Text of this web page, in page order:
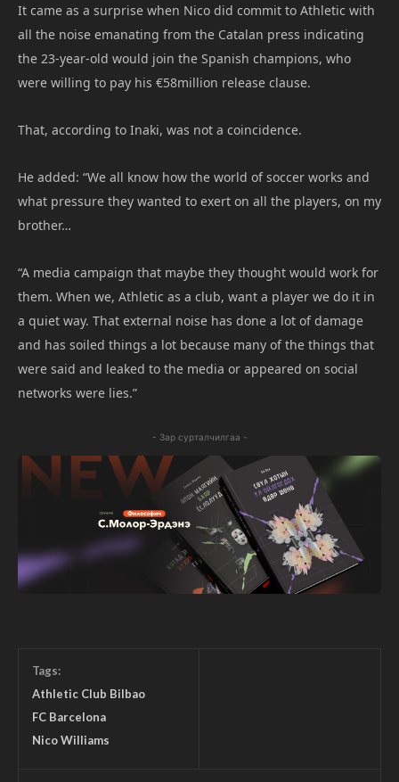
It came as a surprise when Nico did commit to Athletic with
all the noise emanating from the Catalan press indicating
the 23-year-old would join the Spanish champions, who
were willing to pay his €58million release clause.
That, according to Inaki, was not a coincidence.
He added: “We all know how the world of soccer works and
what pressure they wanted to exert on all the players, on my
brother…
“A media campaign that maybe they thought would work for
them. When we, Athletic as a club, want a player we do it in
a quiet way. That external noise has done a lot of damage
and has soiled things a lot because many of the things that
were said and leaked to the media or appeared on social
networks were lies.”
- Зар сурталчилгаа -
Tags:
Athletic Club Bilbao
FC Barcelona
Nico Williams